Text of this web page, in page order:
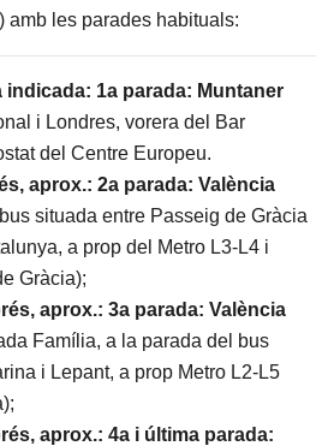
amb les parades habituals:
indicada: 1a parada: Muntaner
i Londres, vorera del Bar
del Centre Europeu.
aprox.: 2a parada: València
situada entre Passeig de Gràcia
a prop del Metro L3-L4 i
Gràcia);
aprox.: 3a parada: València
Família, a la parada del bus
i Lepant, a prop Metro L2-L5
aprox.: 4a i última parada: